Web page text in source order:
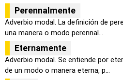
Perennalmente
Adverbio modal. La definición de
una manera o modo perennal...
Eternamente
Adverbio modal. Se entiende por
de un modo o manera eterna, p...